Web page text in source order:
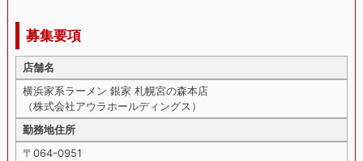
募集要項
店舗名
横浜家系ラーメン 銀家 札幌宮の森本店
（株式会社アウラホールディングス）
勤務地住所
〒064-0951